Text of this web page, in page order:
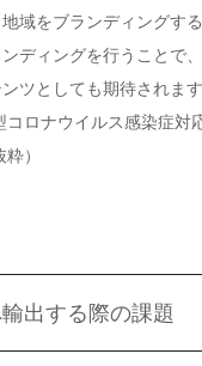
域をブランディングす
ディングを行うことで
ツとしても期待されます
コロナウイルス感染症対
）
出する際の課題